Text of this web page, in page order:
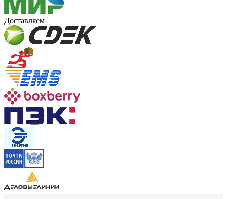
Доставляем